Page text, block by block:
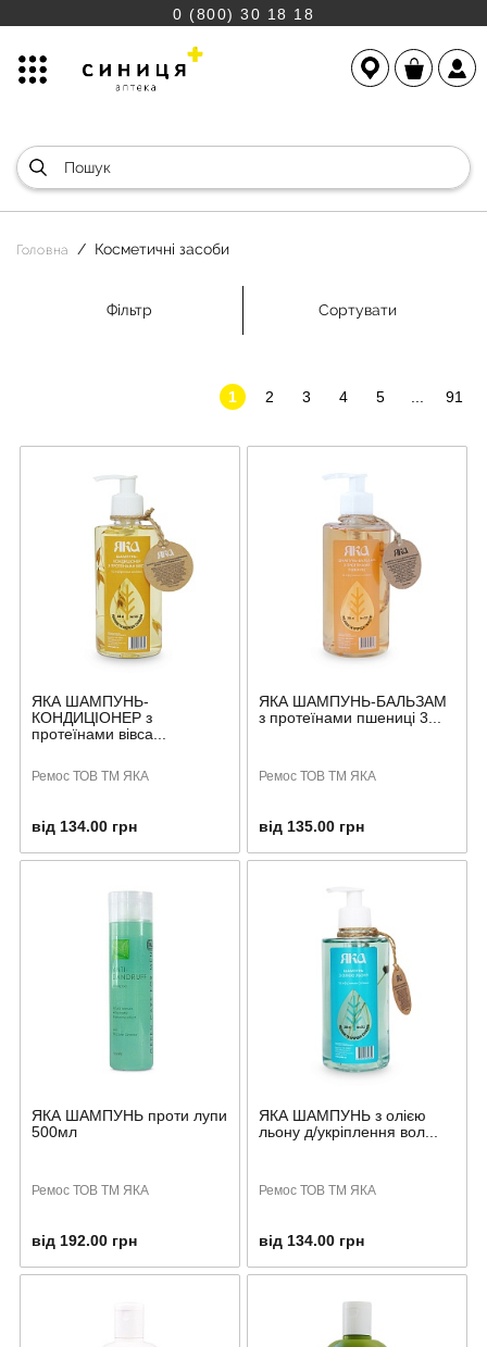
0 (800) 30 18 18
Головна Косметичні засоби
Фільтр Сортувати
1 2 3 4 5 91
ЯКА ШАМПУНЬ-
КОНДИЦІОНЕР з
протеїнами вівса...
Ремос ТОВ ТМ ЯКА
від 134.00 грн
ЯКА ШАМПУНЬ-БАЛЬЗАМ
з протеїнами пшениці 3...
Ремос ТОВ ТМ ЯКА
від 135.00 грн
ЯКА ШАМПУНЬ проти лупи
500мл
Ремос ТОВ ТМ ЯКА
від 192.00 грн
ЯКА ШАМПУНЬ з олією
льону д/укріплення вол...
Ремос ТОВ ТМ ЯКА
від 134.00 грн